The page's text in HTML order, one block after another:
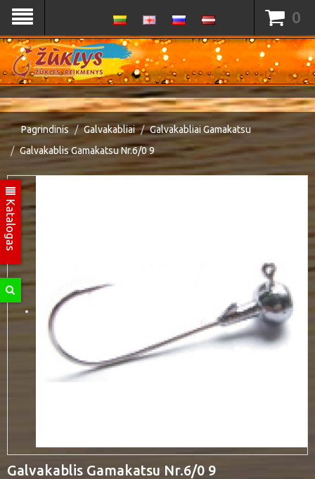
Katalogas
0
Pagrindinis Galvakabliai
Galvakabliai Gamakatsu
Galvakablis Gamakatsu Nr.6/0 9
Galvakablis Gamakatsu Nr.6/0 9